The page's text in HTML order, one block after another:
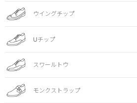
ウイングチップ
Uチップ
スワールトウ
モンクストラップ